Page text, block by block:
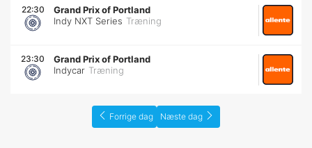
22:30
Grand Prix of Portland
Indy NXT Series Træning
23:30
Grand Prix of Portland
Indycar Træning
Forrige dag Næste dag